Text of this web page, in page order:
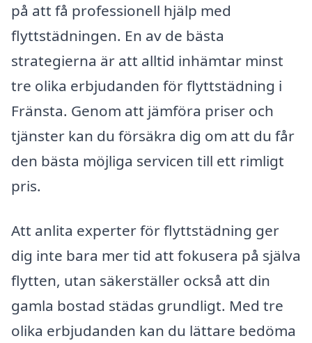
på att få professionell hjälp med
flyttstädningen. En av de bästa
strategierna är att alltid inhämtar minst
tre olika erbjudanden för flyttstädning i
Fränsta. Genom att jämföra priser och
tjänster kan du försäkra dig om att du får
den bästa möjliga servicen till ett rimligt
pris.
Att anlita experter för flyttstädning ger
dig inte bara mer tid att fokusera på själva
flytten, utan säkerställer också att din
gamla bostad städas grundligt. Med tre
olika erbjudanden kan du lättare bedöma